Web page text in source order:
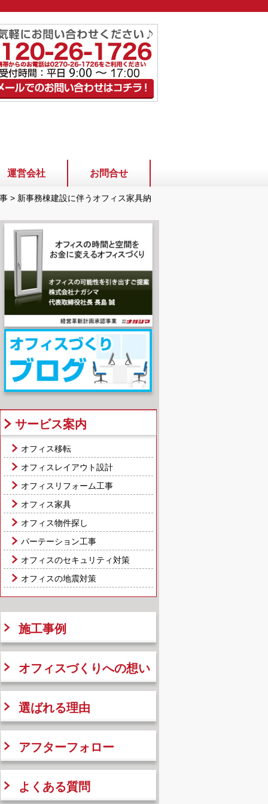
運営会社 お問合せ
> 新事務棟建設に伴うオフィス家具納
サービス案内
オフィス移転
オフィスレイアウト設計
オフィスリフォーム工事
オフィス家具
オフィス物件探し
パーテーション工事
オフィスのセキュリティ対策
オフィスの地震対策
施工事例
オフィスづくりへの想い
選ばれる理由
アフターフォロー
よくある質問